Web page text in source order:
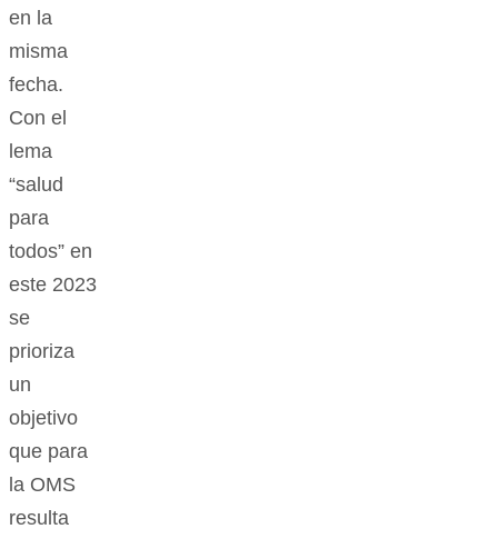
en la
misma
fecha.
Con el
lema
“salud
para
todos” en
este 2023
se
prioriza
un
objetivo
que para
la OMS
resulta